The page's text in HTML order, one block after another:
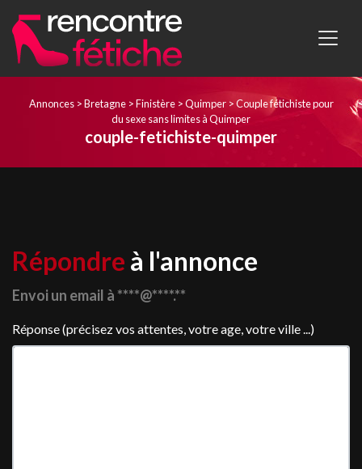
Annonces>Bretagne>Finistère>Quimper>Couple fétichiste pour
du sexe sans limites à Quimper
couple-fetichiste-quimper
Répondre à l'annonce
Envoi un email à ****@****.**
Réponse (précisez vos attentes, votre age, votre ville ...)